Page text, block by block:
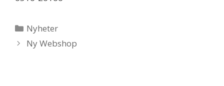
Kategorier
Nyheter
Ny Webshop